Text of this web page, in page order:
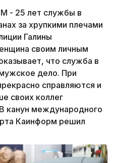
- 25 лет службы в
за хрупкими плечами
Галины
своим личным
что служба в
дело. При
справляются и
своих коллег
канун международного
Каинформ решил